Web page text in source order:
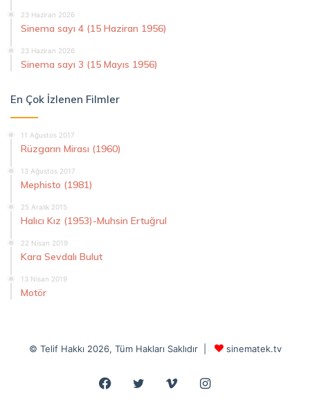
23 Haziran 2026
Sinema sayı 4 (15 Haziran 1956)
23 Haziran 2026
Sinema sayı 3 (15 Mayıs 1956)
En Çok İzlenen Filmler
11 Ağustos 2017
Rüzgarın Mirası (1960)
13 Ağustos 2017
Mephisto (1981)
25 Aralık 2015
Halıcı Kız (1953)-Muhsin Ertuğrul
22 Nisan 2019
Kara Sevdalı Bulut
13 Nisan 2019
Motör
© Telif Hakkı 2026, Tüm Hakları Saklıdır | sinematek.tv
Facebook
Twitter VimeoInstagram